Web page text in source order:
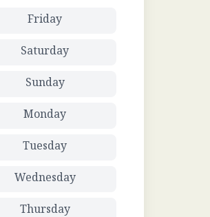
Friday
Saturday
Sunday
Monday
Tuesday
Wednesday
Thursday